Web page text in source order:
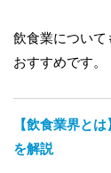
飲食業につい
おすすめです。
【飲食業界と
を解説